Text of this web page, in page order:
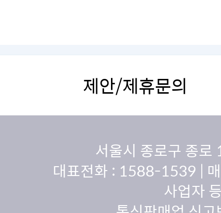
제안/제휴문의
서울시 종로구 종
대표전화 : 1588-1539 |
사업자